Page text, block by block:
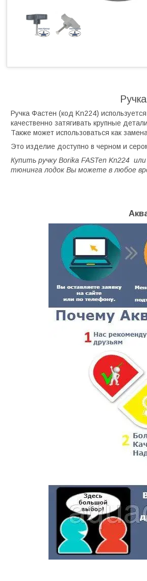
Ручка Фастен (код Kn224)
качественно затягивать крупные
Также может использоваться как
Это изделие доступно в черном и
Купить ручку Borika FASTen Kn224
тюнинга лодок Вы можете в любое